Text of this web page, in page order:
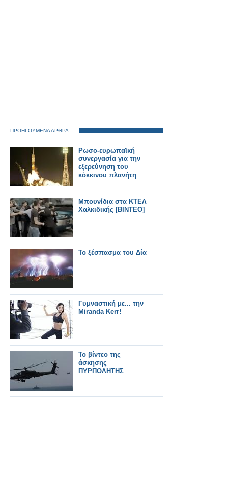
ΠΡΟΗΓΟΥΜΕΝΑ ΑΡΘΡΑ
Ρωσο-ευρωπαϊκή
συνεργασία για την
εξερεύνηση του
κόκκινου πλανήτη
Μπουνίδια στα ΚΤΕΛ
Χαλκιδικής [ΒΙΝΤΕΟ]
Το ξέσπασμα του Δία
Γυμναστική με... την
Miranda Kerr!
Το βίντεο της
άσκησης
ΠΥΡΠΟΛΗΤΗΣ